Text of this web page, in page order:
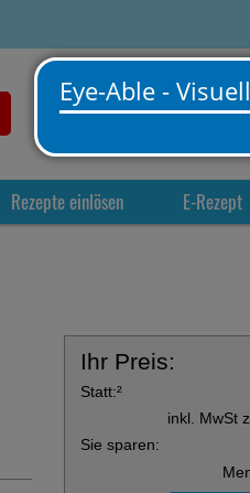
Rezepte einlösen E-Rezept
Ihr Preis:
Statt:²
inkl. MwSt
Sie sparen: